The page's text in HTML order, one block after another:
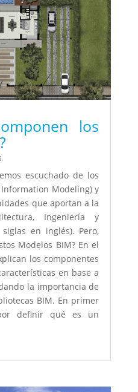
los
escuchado de los
Modeling) y
que aportan a la
Ingeniería y
en inglés). Pero,
Modelos BIM? En el
los componentes
en base a
la importancia de
BIM. En primer
definir qué es un